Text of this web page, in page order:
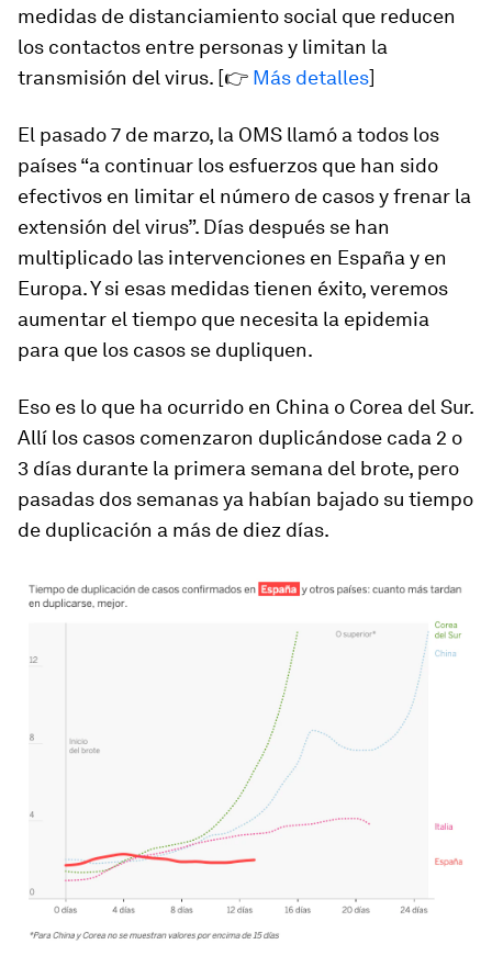
medidas de distanciamiento social que reducen
los contactos entre personas y limitan la
transmisión del virus. [👉 Más detalles]
El pasado 7 de marzo, la OMS llamó a todos los
países “a continuar los esfuerzos que han sido
efectivos en limitar el número de casos y frenar la
extensión del virus”. Días después se han
multiplicado las intervenciones en España y en
Europa. Y si esas medidas tienen éxito, veremos
aumentar el tiempo que necesita la epidemia
para que los casos se dupliquen.
Eso es lo que ha ocurrido en China o Corea del Sur.
Allí los casos comenzaron duplicándose cada 2 o
3 días durante la primera semana del brote, pero
pasadas dos semanas ya habían bajado su tiempo
de duplicación a más de diez días.